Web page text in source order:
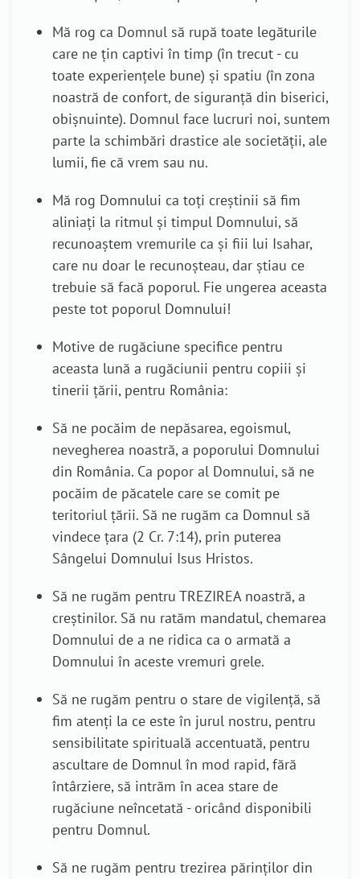
Mă rog ca Domnul să rupă toate legăturile
care ne țin captivi în timp (în trecut - cu
toate experiențele bune) și spatiu (în zona
noastră de confort, de siguranță din biserici,
obișnuinte). Domnul face lucruri noi, suntem
parte la schimbări drastice ale societății, ale
lumii, fie că vrem sau nu.
Mă rog Domnului ca toți creștinii să fim
aliniați la ritmul și timpul Domnului, să
recunoaștem vremurile ca și fiii lui Isahar,
care nu doar le recunoșteau, dar știau ce
trebuie să facă poporul. Fie ungerea aceasta
peste tot poporul Domnului!
Motive de rugăciune specifice pentru
aceasta lună a rugăciunii pentru copiii și
tinerii țării, pentru România:
Să ne pocăim de nepăsarea, egoismul,
nevegherea noastră, a poporului Domnului
din România. Ca popor al Domnului, să ne
pocăim de păcatele care se comit pe
teritoriul țării. Să ne rugăm ca Domnul să
vindece țara (2 Cr. 7:14), prin puterea
Sângelui Domnului Isus Hristos.
Să ne rugăm pentru TREZIREA noastră, a
creștinilor. Să nu ratăm mandatul, chemarea
Domnului de a ne ridica ca o armată a
Domnului în aceste vremuri grele.
Să ne rugăm pentru o stare de vigilență, să
fim atenți la ce este în jurul nostru, pentru
sensibilitate spirituală accentuată, pentru
ascultare de Domnul în mod rapid, fără
întârziere, să intrăm în acea stare de
rugăciune neîncetată - oricând disponibili
pentru Domnul.
Să ne rugăm pentru trezirea părinților din